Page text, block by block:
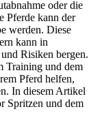
oder die
Pferde kann der
werden. Diese
kann in
Risiken bergen.
Training und dem
Pferd helfen,
In diesem Artikel
Spritzen und dem